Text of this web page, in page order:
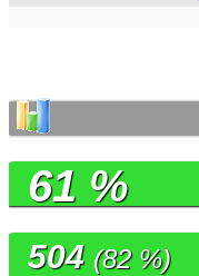
61 %
504 (82 %)